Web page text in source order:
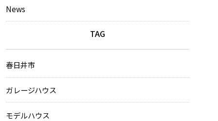
News
TAG
春日井市
ガレージハウス
モデルハウス